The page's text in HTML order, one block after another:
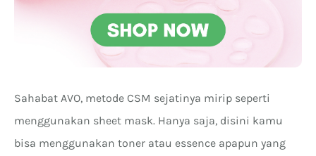
Sahabat AVO, metode CSM sejatinya mirip seperti
menggunakan sheet mask. Hanya saja, disini kamu
bisa menggunakan toner atau essence apapun yang